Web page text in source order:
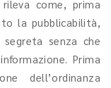
come, prima
la pubblicabilità,
senza che
Prima
dell’ordinanza